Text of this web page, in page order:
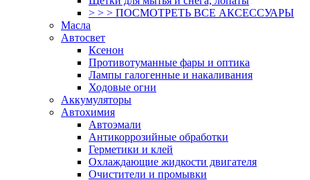
> > > ПОСМОТРЕТЬ ВСЕ АКСЕССУАРЫ
Масла
Автосвет
Ксенон
Противотуманные фары и оптика
Лампы галогенные и накаливания
Ходовые огни
Аккумуляторы
Автохимия
Автоэмали
Антикоррозийные обработки
Герметики и клей
Охлаждающие жидкости двигателя
Очистители и промывки